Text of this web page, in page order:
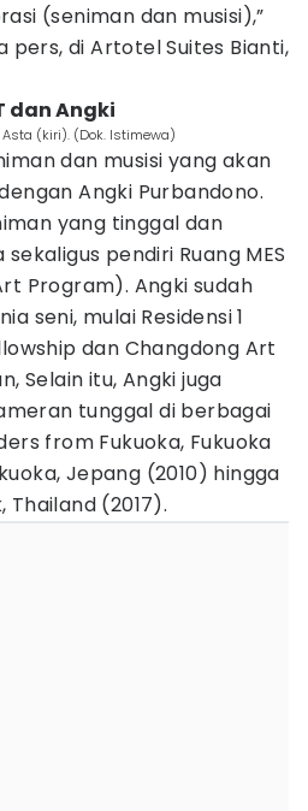
(seniman dan musisi),”
pers, di Artotel Suites Bianti,
dan Angki
Asta (kiri). (Dok. Istimewa)
dan musisi yang akan
Angki Purbandono.
yang tinggal dan
pendiri Ruang MES
Program). Angki sudah
seni, mulai Residensi 1
dan Changdong Art
Selain itu, Angki juga
tunggal di berbagai
from Fukuoka, Fukuoka
Jepang (2010) hingga
Thailand (2017).